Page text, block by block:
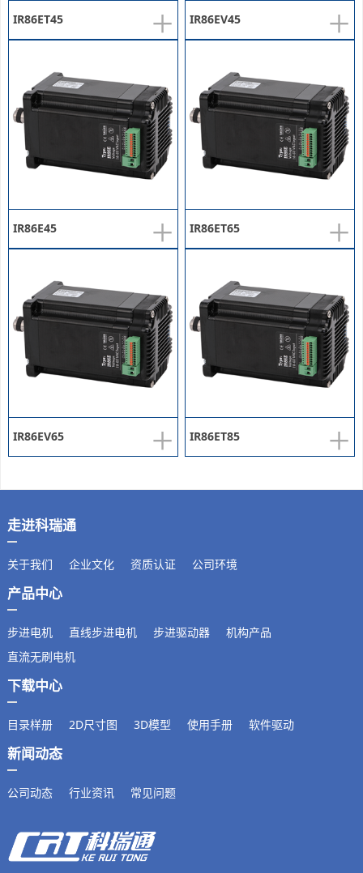
+
IR86ET45 +
IR86EV45
+
IR86E45 +
IR86ET65
+
IR86EV65 +
IR86ET85
走进科瑞通
关于我们 企业文化 资质认证 公司环境
产品中心
步进电机 直线步进电机 步进驱动器
机构产品
直流无刷电机
下载中心
目录样册 2D尺寸图 3D模型 使用手册 软件驱动
新闻动态
公司动态 行业资讯 常见问题